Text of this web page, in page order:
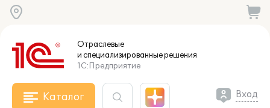
Отраслевые
и специализированныерешения
1С:Предприятие
Каталог Вход